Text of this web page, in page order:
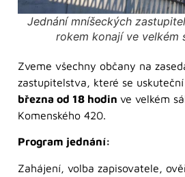
Jednání mníšeckých
rokem konají ve velkém
Zveme všechny občany na
zastupitelstva, které se uskuteční
března od 18 hodin ve velkém
Komenského 420.
Program jednání:
Zahájení, volba zapisovatele,